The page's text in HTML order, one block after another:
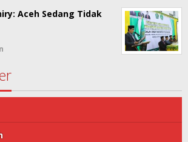
Aceh Sedang Tidak